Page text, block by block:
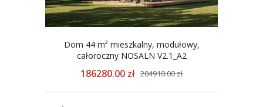
Dom 44 m² mieszkalny, modułowy,
całoroczny NOSALN V2.1_A2
186280.00 zł 204910.00 zł